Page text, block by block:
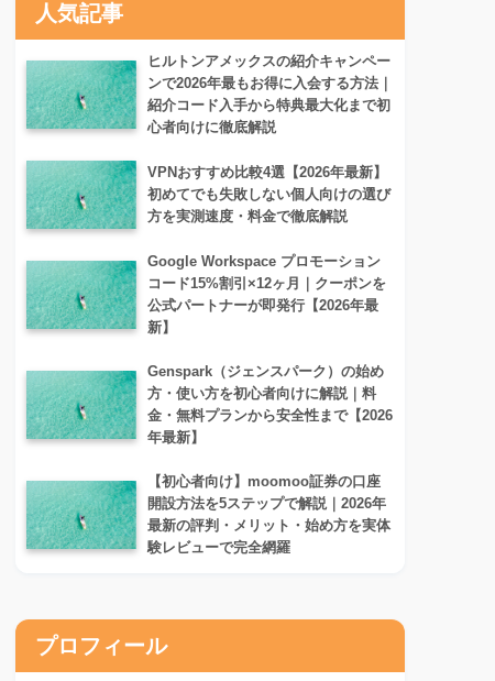
人気記事
ヒルトンアメックスの紹介キャンペー
ンで2026年最もお得に入会する方法｜
紹介コード入手から特典最大化まで初
心者向けに徹底解説
VPNおすすめ比較4選【2026年最新】
初めてでも失敗しない個人向けの選び
方を実測速度・料金で徹底解説
Google Workspace プロモーション
コード15%割引×12ヶ月｜クーポンを
公式パートナーが即発行【2026年最
新】
Genspark（ジェンスパーク）の始め
方・使い方を初心者向けに解説｜料
金・無料プランから安全性まで【2026
年最新】
【初心者向け】moomoo証券の口座
開設方法を5ステップで解説｜2026年
最新の評判・メリット・始め方を実体
験レビューで完全網羅
プロフィール